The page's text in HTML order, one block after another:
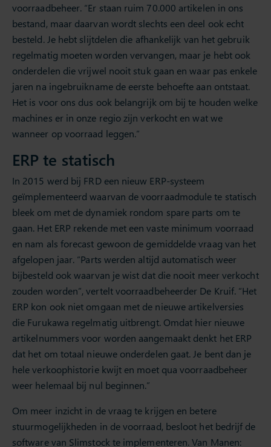
voorraadbeheer. “Er staan ruim 70.000 artikelen in ons
bestand, maar daarvan wordt slechts een deel ook echt
besteld. Je hebt slijtdelen die afhankelijk van het gebruik
regelmatig moeten worden vervangen, maar je hebt ook
onderdelen die vrijwel nooit stuk gaan en waar pas enkele
jaren na ingebruikname de eerste behoefte aan ontstaat.
Het is voor ons dus ook belangrijk om bij te houden welke
machines er in onze regio zijn verkocht en wat we
wanneer op voorraad leggen.”
ERP te statisch
In 2015 werd bij FRD een nieuw ERP-systeem
geïmplementeerd waarvan de voorraadmodule te statisch
bleek om met de dynamiek rondom spare parts om te
gaan. Het ERP rekende met een vaste minimum voorraad
en nam als forecast gewoon de gemiddelde vraag van het
afgelopen jaar. “Parts werden altijd automatisch weer
bijbesteld ook waarvan je wist dat die nooit meer verkocht
zouden worden”, vertelt voorraadbeheerder De Kruif. “Het
ERP kon ook niet omgaan met de nieuwe artikelversies
die Furukawa regelmatig uitbrengt. Omdat hier nieuwe
artikelnummers voor worden aangemaakt denkt het ERP
dat het om totaal nieuwe onderdelen gaat. Je bent dan je
hele verkoophistorie kwijt en moet qua voorraadbeheer
weer helemaal bij nul beginnen.”
Om meer inzicht in de vraag te krijgen en betere
stuurmogelijkheden in de voorraad, besloot het bedrijf de
software van Slimstock te implementeren. Van Manen: